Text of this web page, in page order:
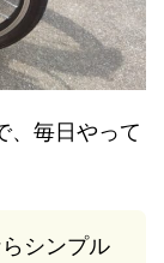
、毎日やって
シンプル